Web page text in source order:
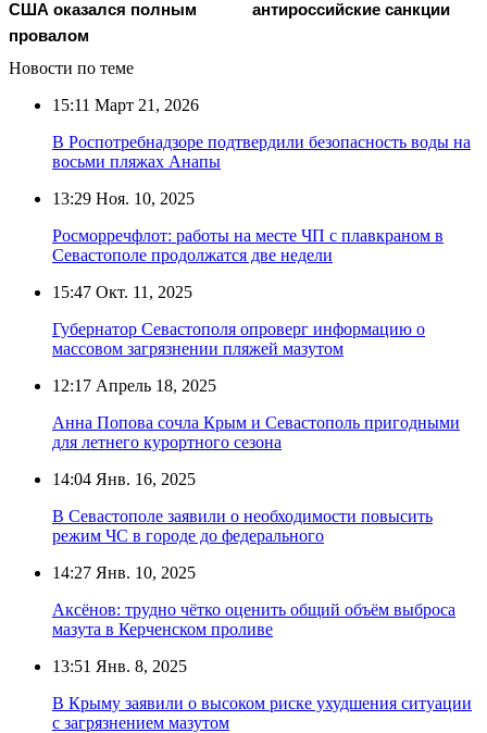
США оказался полным
провалом
антироссийские санкции
Новости по теме
15:11 Март 21, 2026
В Роспотребнадзоре подтвердили безопасность воды на
восьми пляжах Анапы
13:29 Ноя. 10, 2025
Росморречфлот: работы на месте ЧП с плавкраном в
Севастополе продолжатся две недели
15:47 Окт. 11, 2025
Губернатор Севастополя опроверг информацию о
массовом загрязнении пляжей мазутом
12:17 Апрель 18, 2025
Анна Попова сочла Крым и Севастополь пригодными
для летнего курортного сезона
14:04 Янв. 16, 2025
В Севастополе заявили о необходимости повысить
режим ЧС в городе до федерального
14:27 Янв. 10, 2025
Аксёнов: трудно чётко оценить общий объём выброса
мазута в Керченском проливе
13:51 Янв. 8, 2025
В Крыму заявили о высоком риске ухудшения ситуации
с загрязнением мазутом